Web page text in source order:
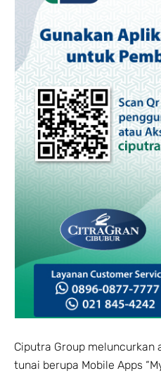
Ciputra Group
tunai berupa Mobile Apps